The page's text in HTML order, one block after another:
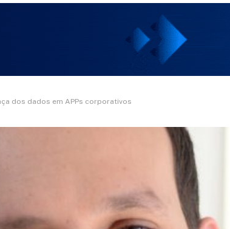
dos dados em APPs corporativos